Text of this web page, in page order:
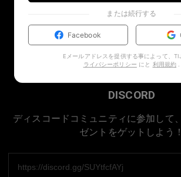
DISCORD
ディスコードコミュニティに参加して
ゼントをゲットしよう！
または続行する
Facebook
Eメールアドレスを提供する事によって、
ライバシーポリシー にと 利用規約 .